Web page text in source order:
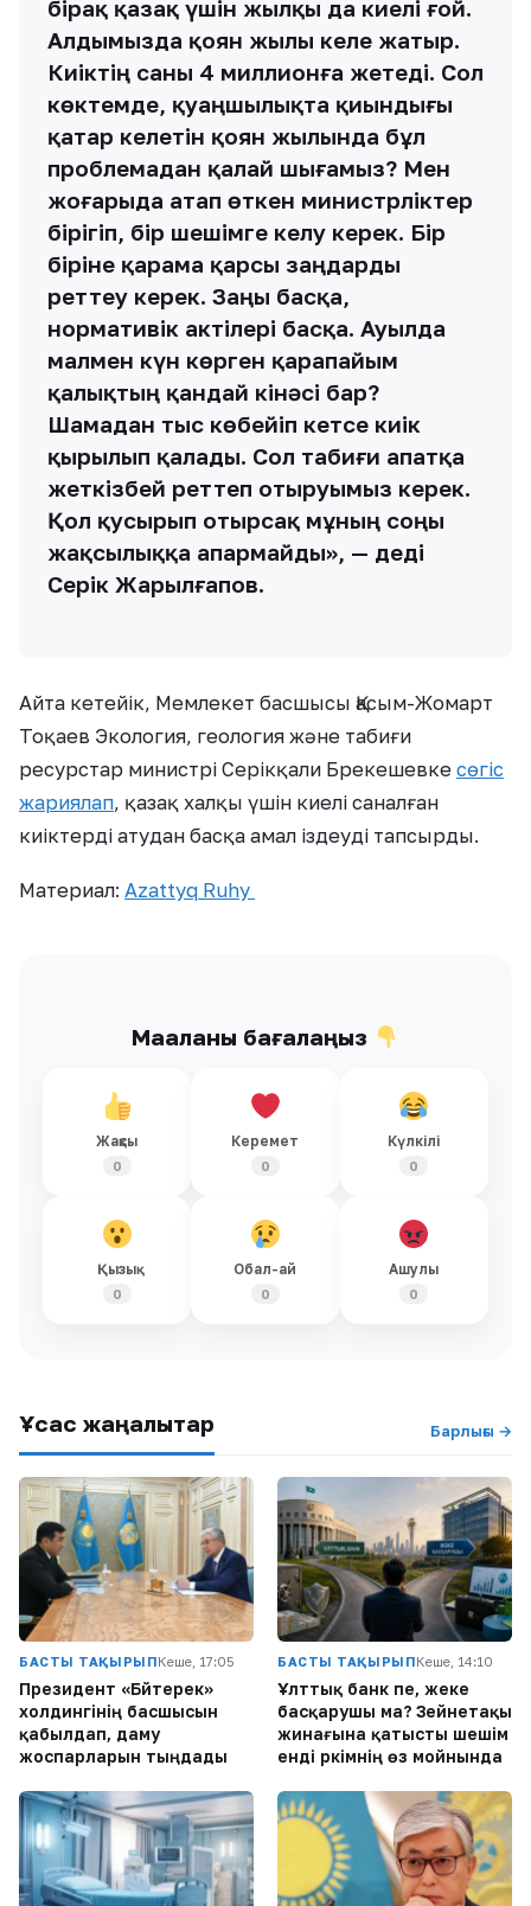
бірақ қазақ үшін жылқы да киелі ғой.
Алдымызда қоян жылы келе жатыр.
Киіктің саны 4 миллионға жетеді. Сол
көктемде, қуаңшылықта қиындығы
қатар келетін қоян жылында бұл
проблемадан қалай шығамыз? Мен
жоғарыда атап өткен министрліктер
бірігіп, бір шешімге келу керек. Бір
біріне қарама қарсы заңдарды
реттеу керек. Заңы басқа,
нормативік актілері басқа. Ауылда
малмен күн көрген қарапайым
қалықтың қандай кінәсі бар?
Шамадан тыс көбейіп кетсе киік
қырылып қалады. Сол табиғи апатқа
жеткізбей реттеп отыруымыз керек.
Қол қусырып отырсақ мұның соңы
жақсылыққа апармайды», — деді
Серік Жарылғапов.
Айта кетейік, Мемлекет басшысы Қасым-Жомарт
Тоқаев Экология, геология және табиғи
ресурстар министрі Серікқали Брекешевке сөгіс
жариялап, қазақ халқы үшін киелі саналған
киіктерді атудан басқа амал іздеуді тапсырды.
Материал: Azattyq Ruhy
Мақаланы бағалаңыз
Жақсы
0
Керемет
0
Күлкілі
0
Қызық
0
Обал-ай
0
Ашулы
0
Ұқсас жаңалықтар Барлығы →
БАСТЫ ТАҚЫРЫПКеше, 17:05
Президент «Бәйтерек»
холдингінің басшысын
қабылдап, даму
жоспарларын тыңдады
БАСТЫ ТАҚЫРЫПКеше, 14:10
Ұлттық банк пе, жеке
басқарушы ма? Зейнетақы
жинағына қатысты шешім
енді әркімнің өз мойнында